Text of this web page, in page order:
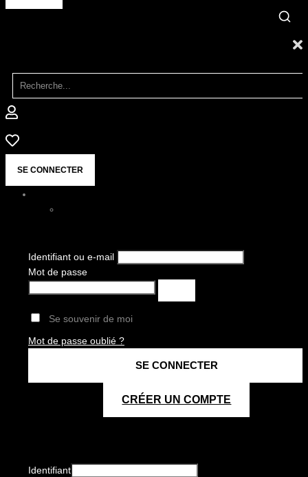
SE CONNECTER
Identifiant ou e-mail
Mot de passe
Se souvenir de moi
Mot de passe oublié ?
CRÉER UN COMPTE
Identifiant